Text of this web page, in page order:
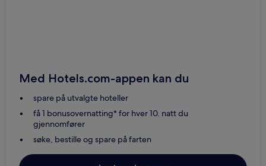
Med Hotels.com-appen kan du
spare på utvalgte hoteller
få 1 bonusovernatting* for hver 10. natt du
gjennomfører
søke, bestille og spare på farten